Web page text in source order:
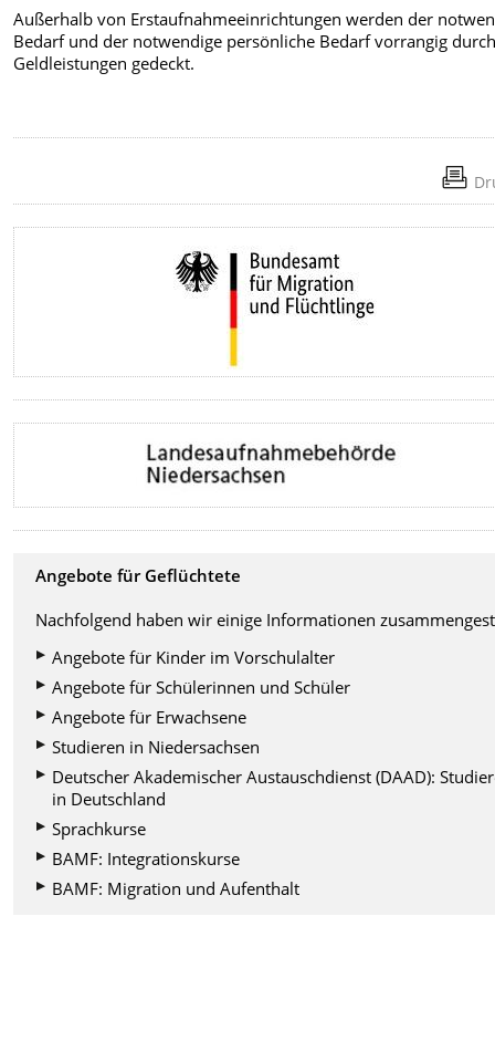
Außerhalb von Erstaufnahmeeinrichtungen werden der
Bedarf und der notwendige persönliche Bedarf vorrangig
Geldleistungen gedeckt.
Angebote für Geflüchtete
Nachfolgend haben wir einige Informationen
Angebote für Kinder im Vorschulalter
Angebote für Schülerinnen und Schüler
Angebote für Erwachsene
Studieren in Niedersachsen
Deutscher Akademischer Austauschdienst (DAAD):
in Deutschland
Sprachkurse
BAMF: Integrationskurse
BAMF: Migration und Aufenthalt